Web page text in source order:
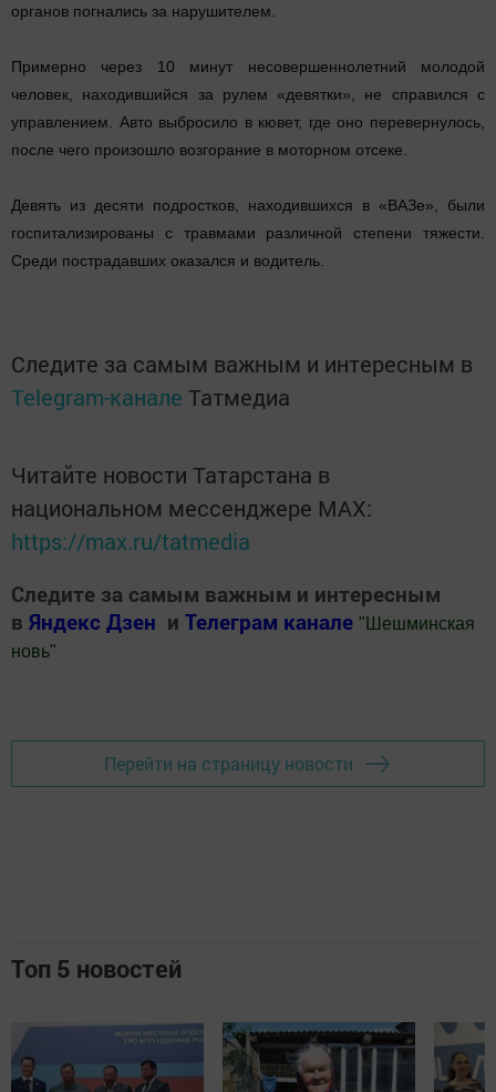
органов погнались за нарушителем.
Примерно через 10 минут несовершеннолетний молодой
человек, находившийся за рулем «девятки», не справился с
управлением. Авто выбросило в кювет, где оно перевернулось,
после чего произошло возгорание в моторном отсеке.
Девять из десяти подростков, находившихся в «ВАЗе», были
госпитализированы с травмами различной степени тяжести.
Среди пострадавших оказался и водитель.
Следите за самым важным и интересным в
Telegram-канале Татмедиа
Читайте новости Татарстана в
национальном мессенджере MАХ:
https://max.ru/tatmedia
Следите за самым важным и интересным
в Яндекс Дзен и Телеграм канале " Шешминская
новь"
Перейти на страницу новости
Топ 5 новостей